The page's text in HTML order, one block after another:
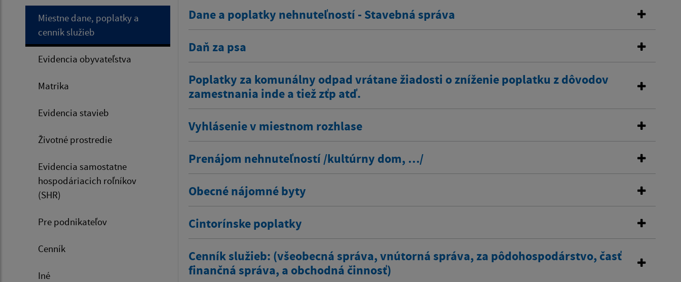
Miestne dane, poplatky a
cenník služieb
Evidencia obyvateľstva
Matrika
Evidencia stavieb
Životné prostredie
Evidencia samostatne
hospodáriacich roľníkov
(SHR)
Pre podnikateľov
Cenník
Iné
Dane a poplatky nehnuteľností - Stavebná správa
Daň za psa
Poplatky za komunálny odpad vrátane žiadosti o zníženie poplatku z dôvodov
zamestnania inde a tiež zťp atď.
Vyhlásenie v miestnom rozhlase
Prenájom nehnuteľností /kultúrny dom, …/
Obecné nájomné byty
Cintorínske poplatky
Cenník služieb: (všeobecná správa, vnútorná správa, za pôdohospodárstvo, časť
finančná správa, a obchodná činnosť)